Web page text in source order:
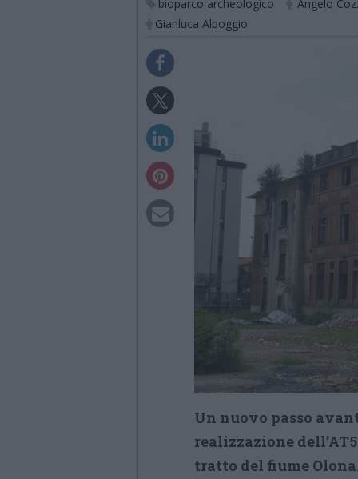
bioparco archeologico Angelo
Gianluca Alpoggio
Un nuovo passo
realizzazione
tratto del fiume Olona